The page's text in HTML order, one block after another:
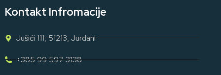
Kontakt Infromacije
Jušići 111, 51213, Jurdani
+385 99 597 3138